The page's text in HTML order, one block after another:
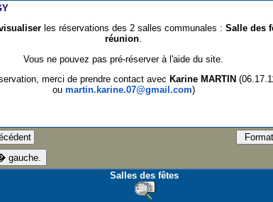
les réservations des 2 salles communales :Salle des
réunion.
Vous ne pouvez pas pré-réserver à l'aide du site.
merci de prendre contact avec Karine MARTIN
ou martin.karine.07@gmail.com)
Salles des fêtes